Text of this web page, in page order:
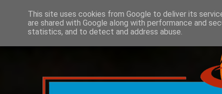
This site uses cookies from Google to deliver its
are shared with Google along with performance and
statistics, and to detect and address abuse.